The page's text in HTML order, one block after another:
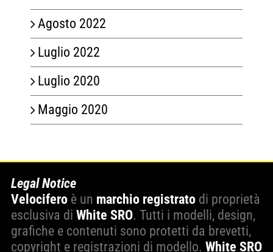
Agosto 2022
Luglio 2022
Luglio 2020
Maggio 2020
Legal Notice
Velocifero è un marchio registrato di proprietà
esclusiva di White SRO. Tutti i modelli, design,
grafiche e contenuti sono protetti da brevetti,
copyright e registrazioni di modello. White SRO